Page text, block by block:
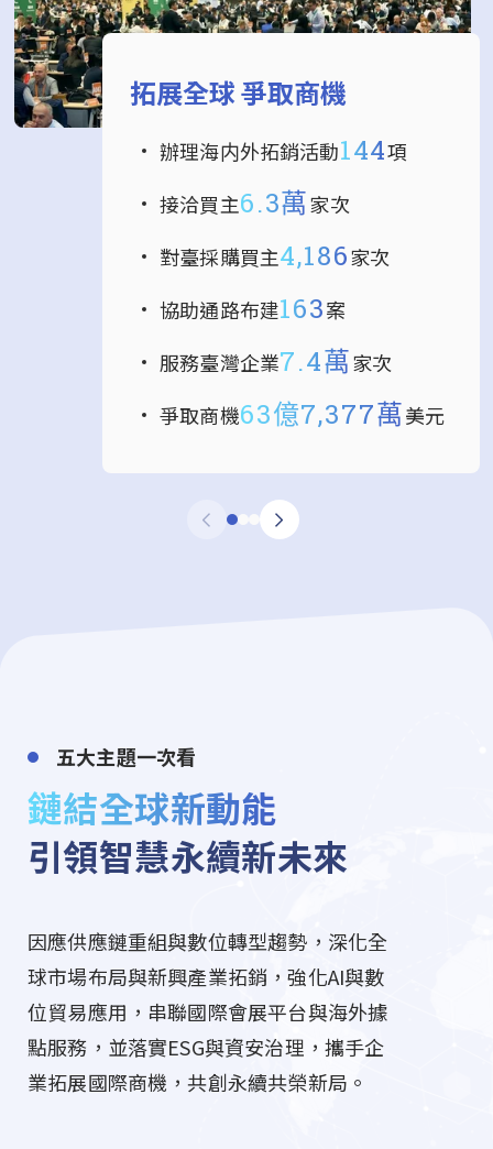
拓展全球 爭取商機
辦理海内外拓銷活動144項
接洽買主6.3萬家次
對臺採購買主4,186家次
協助通路布建163案
服務臺灣企業7.4萬家次
爭取商機63億7,377萬美元
五大主題一次看
鏈結全球新動能
引領智慧永續新未來
因應供應鏈重組與數位轉型趨勢，深化全
球市場布局與新興產業拓銷，強化AI與數
位貿易應用，串聯國際會展平台與海外據
點服務，並落實ESG與資安治理，攜手企
業拓展國際商機，共創永續共榮新局。